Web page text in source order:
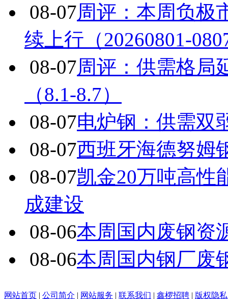
08-07周评：本周负极
续上行（20260801-
08-07周评：供需格局
（8.1-8.7）
08-07电炉钢：供需双
08-07西班牙海德努姆
08-07凯金20万吨高性
成建设
08-06本周国内废钢资
08-06本周国内钢厂废
网站首页 | 公司简介 | 网站服务 | 联系我们 | 鑫椤招聘 | 版权隐私